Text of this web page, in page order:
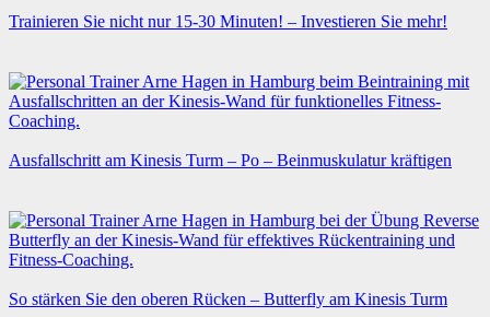
Trainieren Sie nicht nur 15-30 Minuten! – Investieren Sie mehr!
Ausfallschritt am Kinesis Turm – Po – Beinmuskulatur kräftigen
So stärken Sie den oberen Rücken – Butterfly am Kinesis Turm